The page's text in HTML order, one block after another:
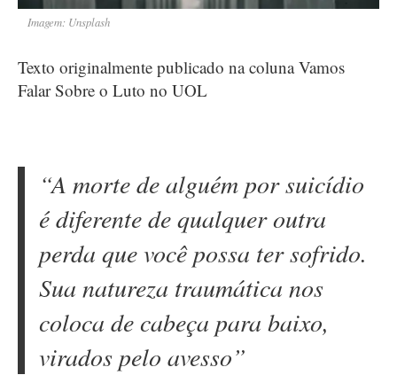
Imagem: Unsplash
Texto originalmente publicado na coluna Vamos
Falar Sobre o Luto no UOL
“A morte de alguém por suicídio
é diferente de qualquer outra
perda que você possa ter sofrido.
Sua natureza traumática nos
coloca de cabeça para baixo,
virados pelo avesso”